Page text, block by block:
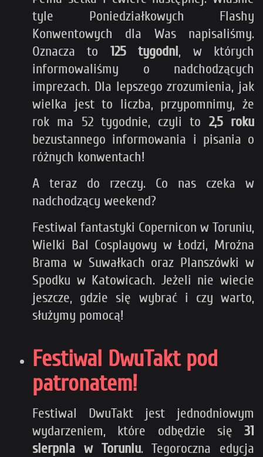
tyle Poniedziałkowych Flashy
Konwentowych dla Was napisaliśmy.
Oznacza to 125 tygodni, w których
informowaliśmy o nadchodzących
imprezach. Dla lepszego zrozumienia, jak
wielka jest to liczba, przypomnimy, że
rok ma 52 tygodnie, czyli to 2,5 roku
bezustannego informowania i pisania o
różnych konwentach!
A teraz do rzeczy. Co nas czeka w
nadchodzący weekend?
Festiwal fantastyki Copernicon w Toruniu,
Wielki Bal Cosplayowy w Łodzi, Mroźna
Brama w Suwałkach oraz Planszówki w
Spodku w Katowicach. Jeżeli nie wiecie
jeszcze, gdzie się wybrać i czy warto,
służymy pomocą!
Festiwal DwuTakt pod
patronatem!
Festiwal DwuTakt jest jednodniowym
wydarzeniem, które odbędzie się 31
sierpnia w Toruniu. Tegoroczna edycja